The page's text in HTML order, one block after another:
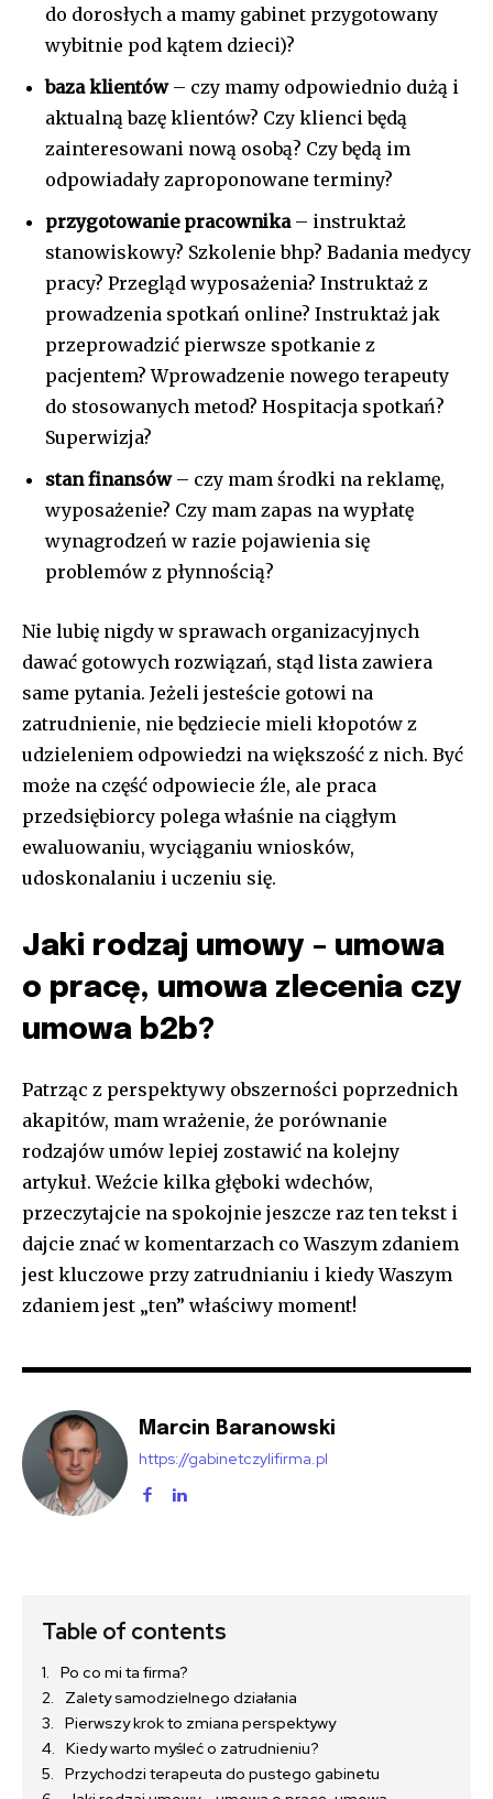
do dorosłych a mamy gabinet przygotowany
wybitnie pod kątem dzieci)?
baza klientów– czy mamy odpowiednio dużą i
aktualną bazę klientów? Czy klienci będą
zainteresowani nową osobą? Czy będą im
odpowiadały zaproponowane terminy?
przygotowanie pracownika– instruktaż
stanowiskowy? Szkolenie bhp? Badania medycy
pracy? Przegląd wyposażenia? Instruktaż z
prowadzenia spotkań online? Instruktaż jak
przeprowadzić pierwsze spotkanie z
pacjentem? Wprowadzenie nowego terapeuty
do stosowanych metod? Hospitacja spotkań?
Superwizja?
stan finansów– czy mam środki na reklamę,
wyposażenie? Czy mam zapas na wypłatę
wynagrodzeń w razie pojawienia się
problemów z płynnością?
Nie lubię nigdy w sprawach organizacyjnych
dawać gotowych rozwiązań, stąd lista zawiera
same pytania. Jeżeli jesteście gotowi na
zatrudnienie, nie będziecie mieli kłopotów z
udzieleniem odpowiedzi na większość z nich. Być
może na część odpowiecie źle, ale praca
przedsiębiorcy polega właśnie na ciągłym
ewaluowaniu, wyciąganiu wniosków,
udoskonalaniu i uczeniu się.
Jaki rodzaj umowy – umowa
o pracę, umowa zlecenia czy
umowa b2b?
Patrząc z perspektywy obszerności poprzednich
akapitów, mam wrażenie, że porównanie
rodzajów umów lepiej zostawić na kolejny
artykuł. Weźcie kilka głęboki wdechów,
przeczytajcie na spokojnie jeszcze raz ten tekst i
dajcie znać w komentarzach co Waszym zdaniem
jest kluczowe przy zatrudnianiu i kiedy Waszym
zdaniem jest „ten” właściwy moment!
Marcin Baranowski
https://gabinetczylifirma.pl
Table of contents
Po co mi ta firma?
Zalety samodzielnego działania
Pierwszy krok to zmiana perspektywy
Kiedy warto myśleć o zatrudnieniu?
Przychodzi terapeuta do pustego gabinetu